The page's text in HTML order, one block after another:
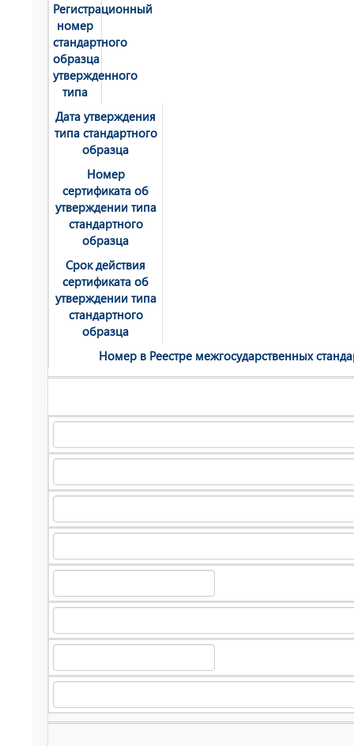
Регистрационный
номер
стандартного
образца
утвержденного
типа
Дата утверждения
типа стандартного
образца
Номер
сертификата об
утверждении типа
стандартного
образца
Срок действия
сертификата об
утверждении типа
стандартного
образца
Номер в Реестре мeжгосударственных